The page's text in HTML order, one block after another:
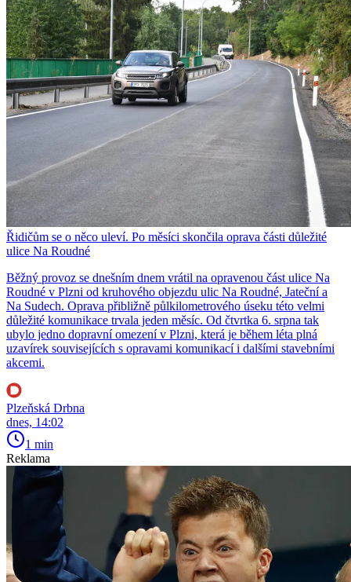
Řidičům se o něco uleví. Po měsíci skončila oprava části důležité
ulice Na Roudné
Běžný provoz se dnešním dnem vrátil na opravenou část ulice Na
Roudné v Plzni od kruhového objezdu ulic Na Roudné, Jateční a
Na Sudech. Oprava přibližně půlkilometrového úseku této velmi
důležité komunikace trvala jeden měsíc. Od čtvrtka 6. srpna tak
ubylo jedno dopravní omezení v Plzni, která je během léta plná
uzavírek souvisejících s opravami komunikací i dalšími stavebními
akcemi.
Plzeňská Drbna
dnes, 14:02
1 min
Reklama